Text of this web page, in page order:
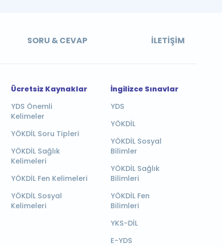
SORU & CEVAP İLETIŞIM
Ücretsiz Kaynaklar
YDS Önemli
Kelimeler
YÖKDİL Soru Tipleri
YÖKDİL Sağlık
Kelimeleri
YÖKDİL Fen Kelimeleri
YÖKDİL Sosyal
Kelimeleri
İngilizce Sınavlar
YDS
YÖKDİL
YÖKDİL Sosyal
Bilimler
YÖKDİL Sağlık
Bilimleri
YÖKDİL Fen
Bilimleri
YKS-DİL
E-YDS